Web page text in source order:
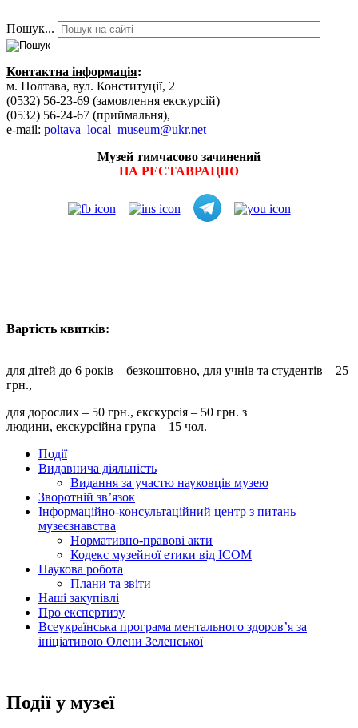
Пошук...
Контактна інформація:
м. Полтава, вул. Конституції, 2
(0532) 56-23-69 (замовлення екскурсій)
(0532) 56-24-67 (приймальня),
e-mail: poltava_local_museum@ukr.net
Музей тимчасово зачинений
НА РЕСТАВРАЦІЮ
Вартість квитків:
для дітей до 6 років – безкоштовно, для учнів та студентів – 25
грн.,
для дорослих – 50 грн., екскурсія – 50 грн. з
людини, екскурсійна група – 15 чол.
Події
Видавнича діяльність
Видання за участю науковців музею
Зворотній зв’язок
Інформаційно-консультаційний центр з питань
музеєзнавства
Нормативно-правові акти
Кодекс музейної етики від ІСОМ
Наукова робота
Плани та звіти
Наші закупівлі
Про експертизу
Всеукраїнська програма ментального здоров’я за
ініціативою Олени Зеленської
Події у музеї